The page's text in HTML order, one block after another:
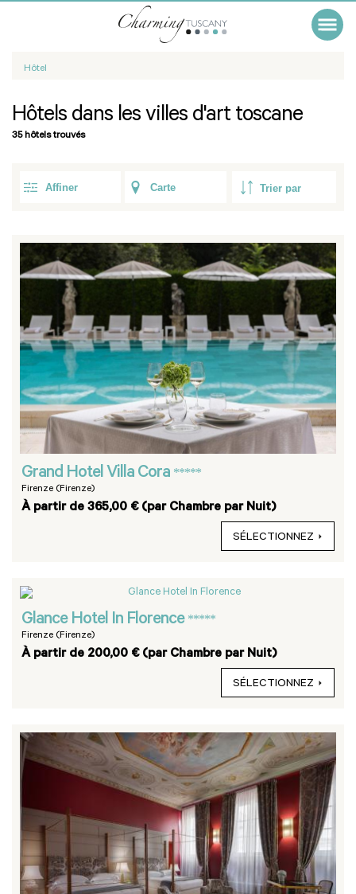
Hôtel
Hôtels dans les villes d'art toscane
35 hôtels trouvés
Affiner Carte
Grand Hotel Villa Cora *****
Firenze (Firenze)
À partir de 365,00 € (par Chambre par Nuit)
SÉLECTIONNEZ
Glance Hotel In Florence *****
Firenze (Firenze)
À partir de 200,00 € (par Chambre par Nuit)
SÉLECTIONNEZ